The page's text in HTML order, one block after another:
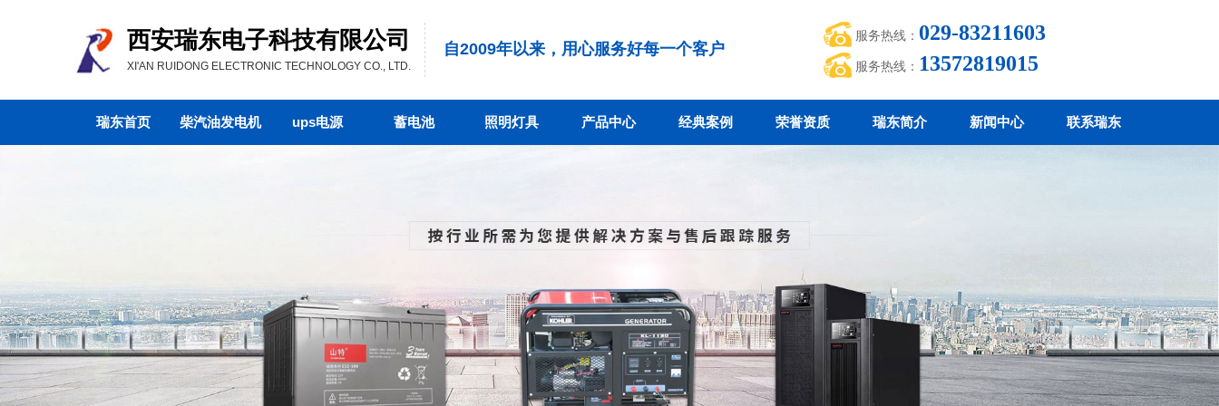
西安瑞东电子科技有限公司
XI'AN RUIDONG ELECTRONIC TECHNOLOGY CO., LTD.
自2009年以来，用心服务好每一个客户
服务热线： 029-83211603
服务热线： 13572819015
瑞东首页 柴汽油发电机 ups电源 蓄电池 照明灯具 产品中心 经典案例 荣誉资质 瑞东简介 新闻中心 联系瑞东